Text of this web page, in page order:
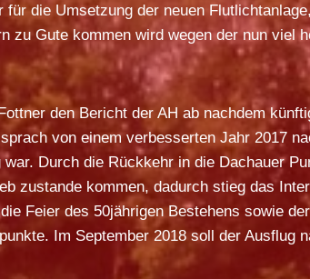
für die Umsetzung der neuen
zu Gute kommen wird wegen der nun viel
den Bericht der AH ab nachdem
von einem verbesserten Jahr 2017
Durch die Rückkehr in die Dachauer
zustande kommen, dadurch stieg das
Feier des 50jährigen Bestehens sowie
Im September 2018 soll der Ausflug